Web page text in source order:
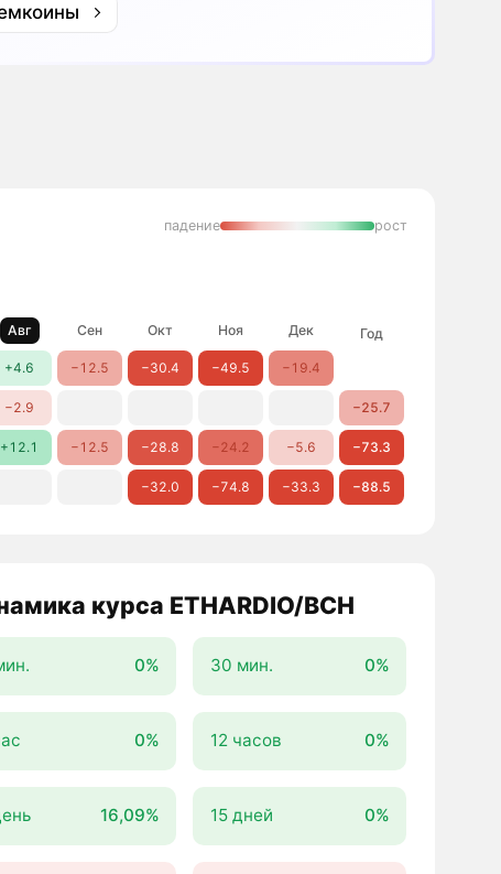
падение рост
Авг Сен Окт Ноя Дек Год
+4.6 −12.5 −30.4 −49.5 −19.4
−2.9 −25.7
+12.1 −12.5 −28.8 −24.2 −5.6 −73.3
−32.0 −74.8 −33.3 −88.5
курса ETHARDIO/BCH
0% 30 мин. 0%
0% 12 часов 0%
16,09% 15 дней 0%